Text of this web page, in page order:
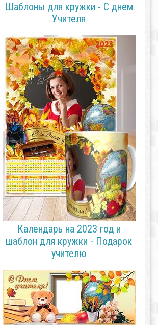
Шаблоны для кружки - С днем
Учителя
Календарь на 2023 год и
шаблон для кружки - Подарок
учителю